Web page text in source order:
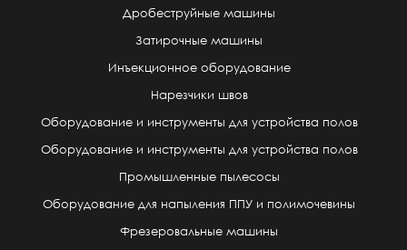
Дробеструйные машины
Затирочные машины
Инъекционное оборудование
Нарезчики швов
Оборудование и инструменты для устройства полов
Оборудование и инструменты для устройства полов
Промышленные пылесосы
Оборудование для напыления ППУ и полимочевины
Фрезеровальные машины